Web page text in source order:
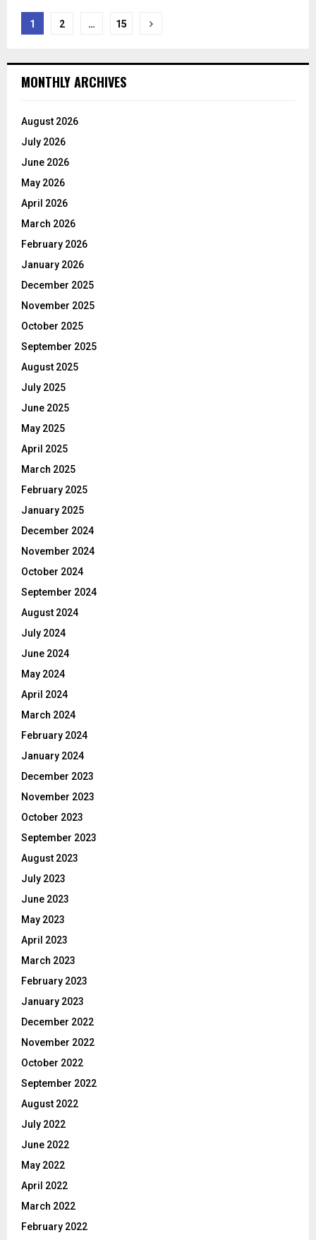
Posts
1 2 … 15
MONTHLY ARCHIVES
August 2026
July 2026
June 2026
May 2026
April 2026
March 2026
February 2026
January 2026
December 2025
November 2025
October 2025
September 2025
August 2025
July 2025
June 2025
May 2025
April 2025
March 2025
February 2025
January 2025
December 2024
November 2024
October 2024
September 2024
August 2024
July 2024
June 2024
May 2024
April 2024
March 2024
February 2024
January 2024
December 2023
November 2023
October 2023
September 2023
August 2023
July 2023
June 2023
May 2023
April 2023
March 2023
February 2023
January 2023
December 2022
November 2022
October 2022
September 2022
August 2022
July 2022
June 2022
May 2022
April 2022
March 2022
February 2022